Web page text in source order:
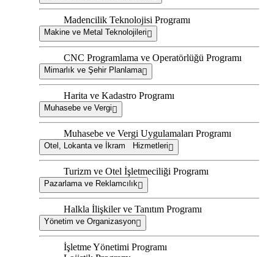
Madencilik Teknolojisi Programı
Makine ve Metal Teknolojileri
CNC Programlama ve Operatörlüğü Programı
Mimarlık ve Şehir Planlama
Harita ve Kadastro Programı
Muhasebe ve Vergi
Muhasebe ve Vergi Uygulamaları Programı
Otel, Lokanta ve İkram Hizmetleri
Turizm ve Otel İşletmeciliği Programı
Pazarlama ve Reklamcılık
Halkla İlişkiler ve Tanıtım Programı
Yönetim ve Organizasyon
İşletme Yönetimi Programı